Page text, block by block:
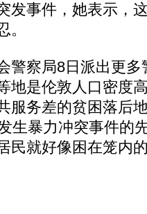
发事件，她表示，
。
察局8日派出更多
地是伦敦人口密度
服务差的贫困落后
生暴力冲突事件的
民就好像困在笼内